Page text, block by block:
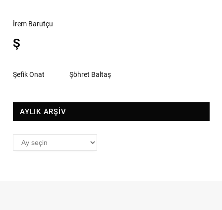
İrem Barutçu
Ş
Şefik Onat Şöhret Baltaş
AYLIK ARŞİV
AYLIK
ARŞİV